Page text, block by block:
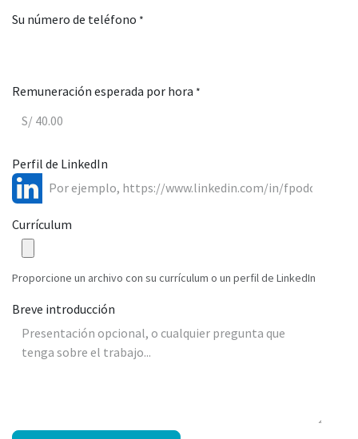
Su número de teléfono *
Remuneración esperada por hora *
Perfil de LinkedIn
Currículum
Proporcione un archivo con su currículum o un perfil de LinkedIn
Breve introducción